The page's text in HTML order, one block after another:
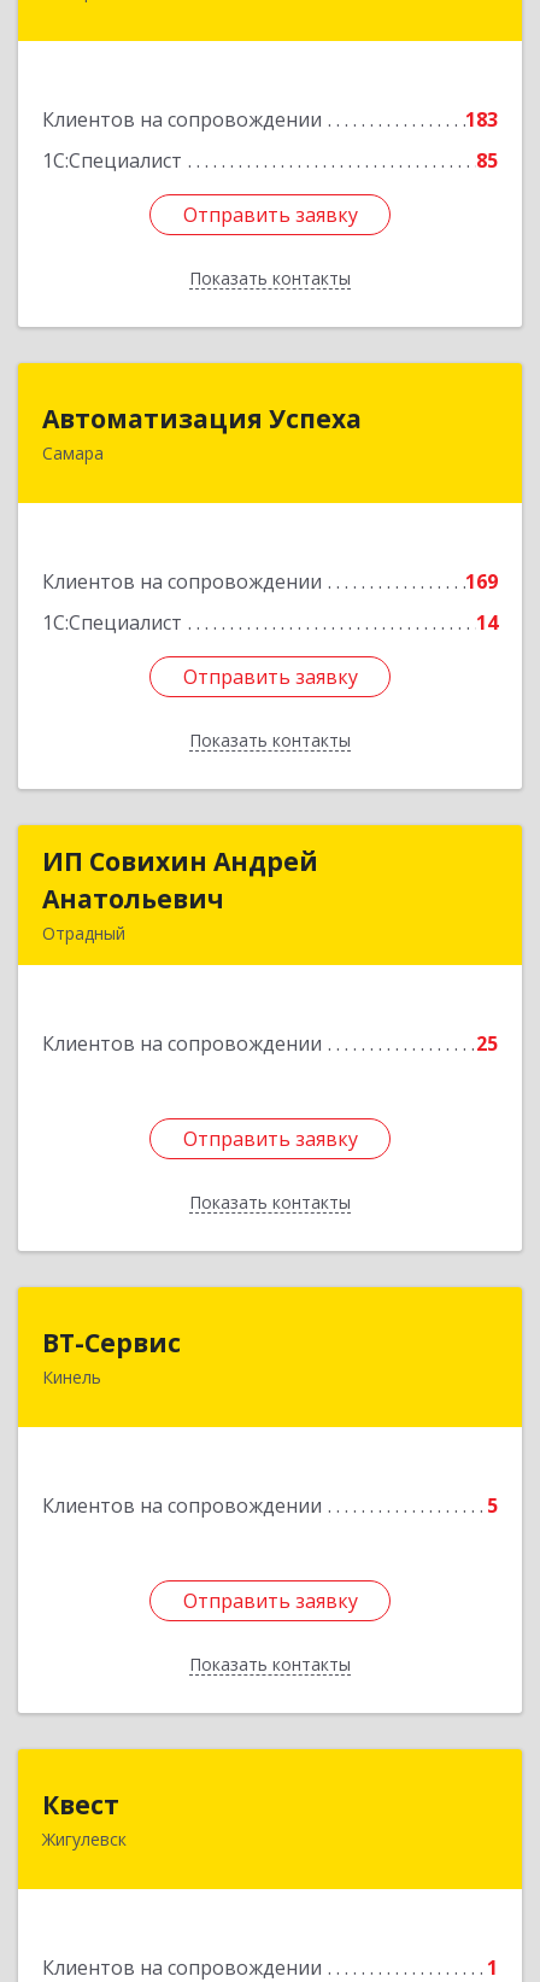
Клиентов на сопровождении
183
1С:Специалист
85
Отправить заявку
Показать контакты
Отправить заявку
Назад
Автоматизация Успеха
Самара
Клиентов на сопровождении
169
1С:Специалист
14
Отправить заявку
Показать контакты
Отправить заявку
Назад
ИП Совихин Андрей
Анатольевич
Отрадный
Клиентов на сопровождении 25
Отправить заявку
Показать контакты
ИП Совихин Андрей
Подробнее
Отправить заявку
Назад
ВТ-Сервис
Кинель
Клиентов на сопровождении 5
Отправить заявку
Показать контакты
446436, Самарская обл, Кинель г, Маяковского
Отправить заявку
Назад
Квест
Жигулевск
Клиентов на сопровождении 1
445350, Самарская обл., Жигулевск, ул.Пушкина,